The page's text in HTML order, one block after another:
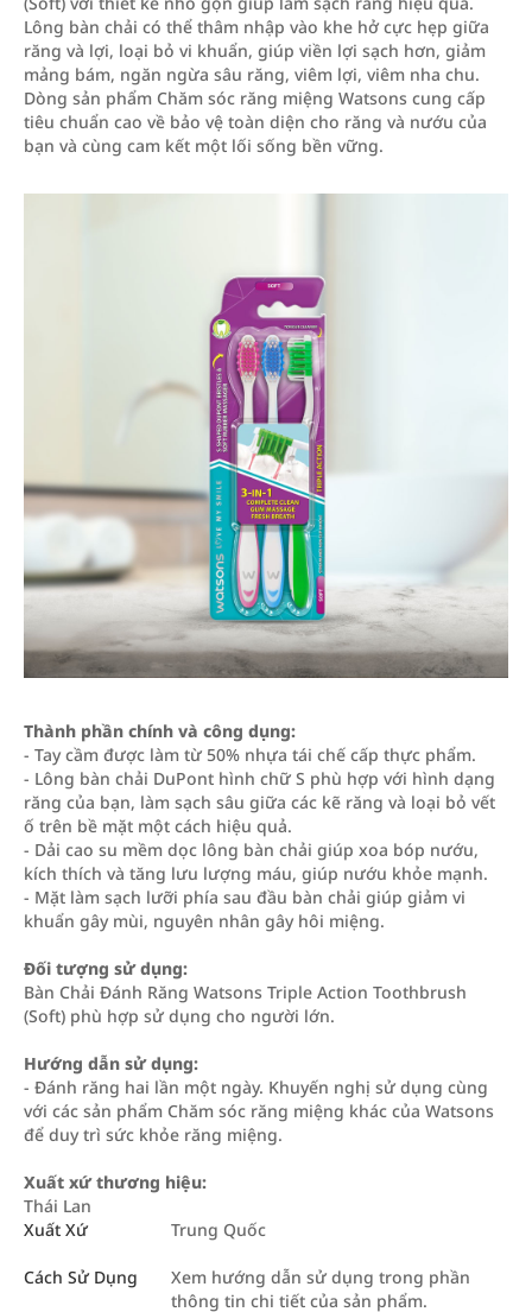
Lông bàn chải có thể thâm nhập vào khe hở cực hẹp giữa
răng và lợi, loại bỏ vi khuẩn, giúp viền lợi sạch hơn, giảm
mảng bám, ngăn ngừa sâu răng, viêm lợi, viêm nha chu.
Dòng sản phẩm Chăm sóc răng miệng Watsons cung cấp
tiêu chuẩn cao về bảo vệ toàn diện cho răng và nướu của
bạn và cùng cam kết một lối sống bền vững.
Thành phần chính và công dụng:
- Tay cầm được làm từ 50% nhựa tái chế cấp thực phẩm.
- Lông bàn chải DuPont hình chữ S phù hợp với hình dạng
răng của bạn, làm sạch sâu giữa các kẽ răng và loại bỏ vết
ố trên bề mặt một cách hiệu quả.
- Dải cao su mềm dọc lông bàn chải giúp xoa bóp nướu,
kích thích và tăng lưu lượng máu, giúp nướu khỏe mạnh.
- Mặt làm sạch lưỡi phía sau đầu bàn chải giúp giảm vi
khuẩn gây mùi, nguyên nhân gây hôi miệng.
Đối tượng sử dụng:
Bàn Chải Đánh Răng Watsons Triple Action Toothbrush
(Soft) phù hợp sử dụng cho người lớn.
Hướng dẫn sử dụng:
- Đánh răng hai lần một ngày. Khuyến nghị sử dụng cùng
với các sản phẩm Chăm sóc răng miệng khác của Watsons
để duy trì sức khỏe răng miệng.
Xuất xứ thương hiệu:
Thái Lan
Xuất Xứ
Trung Quốc
Cách Sử Dụng
Xem hướng dẫn sử dụng trong phần
thông tin chi tiết của sản phẩm.